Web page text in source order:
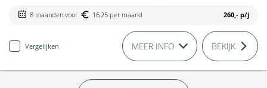
8 maanden voor 16,25 per maand 260,- p/j
Vergelijken MEER INFO BEKIJK